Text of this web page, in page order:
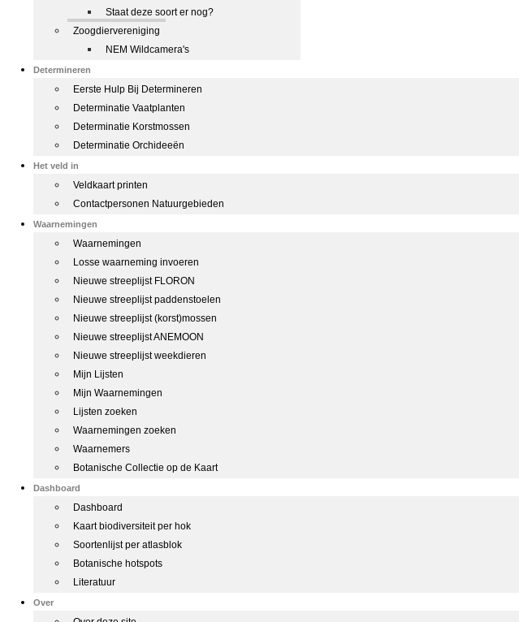
Staat deze soort er nog?
Zoogdiervereniging
NEM Wildcamera's
Determineren
Eerste Hulp Bij Determineren
Determinatie Vaatplanten
Determinatie Korstmossen
Determinatie Orchideeën
Het veld in
Veldkaart printen
Contactpersonen Natuurgebieden
Waarnemingen
Waarnemingen
Losse waarneming invoeren
Nieuwe streeplijst FLORON
Nieuwe streeplijst paddenstoelen
Nieuwe streeplijst (korst)mossen
Nieuwe streeplijst ANEMOON
Nieuwe streeplijst weekdieren
Mijn Lijsten
Mijn Waarnemingen
Lijsten zoeken
Waarnemingen zoeken
Waarnemers
Botanische Collectie op de Kaart
Dashboard
Dashboard
Kaart biodiversiteit per hok
Soortenlijst per atlasblok
Botanische hotspots
Literatuur
Over